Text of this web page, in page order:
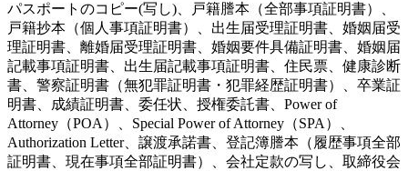
パスポートのコピー(写し)、戸籍謄本（全部事項証明書）、
戸籍抄本（個人事項証明書）、出生届受理証明書、婚姻届受
理証明書、離婚届受理証明書、婚姻要件具備証明書、婚姻届
記載事項証明書、出生届記載事項証明書、住民票、健康診断
書、警察証明書（無犯罪証明書・犯罪経歴証明書）、卒業証
明書、成績証明書、委任状、授権委託書、Power of
Attorney（POA）、Special Power of Attorney（SPA）、
Authorization Letter、譲渡承諾書、登記簿謄本（履歴事項全部
証明書、現在事項全部証明書）、会社定款の写し、取締役会